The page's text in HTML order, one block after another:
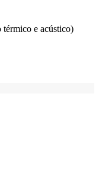
térmico e acústico)